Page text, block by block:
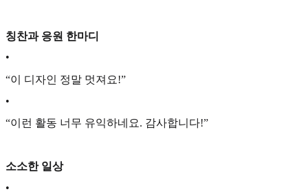
칭찬과 응원 한마디
•
“이 디자인 정말 멋져요!”
•
“이런 활동 너무 유익하네요. 감사합니다!”
소소한 일상
•